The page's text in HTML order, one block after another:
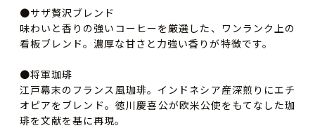
●サザ贅沢ブレンド
味わいと香りの強いコーヒーを厳選した、ワンランク上の
看板ブレンド。濃厚な甘さと力強い香りが特徴です。
●将軍珈琲
江戸幕末のフランス風珈琲。インドネシア産深煎りにエチ
オピアをブレンド。徳川慶喜公が欧米公使をもてなした珈
琲を文献を基に再現。